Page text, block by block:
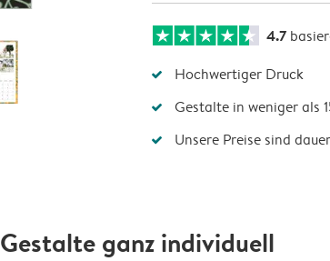
4.7
Hochwertiger Druck
Gestalte in weniger als
Unsere Preise sind
Gestalte ganz individuell